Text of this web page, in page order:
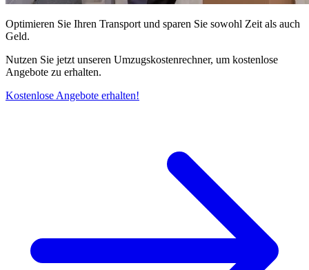
Optimieren Sie Ihren Transport und sparen Sie sowohl Zeit als auch
Geld.
Nutzen Sie jetzt unseren Umzugskostenrechner, um kostenlose
Angebote zu erhalten.
Kostenlose Angebote erhalten!